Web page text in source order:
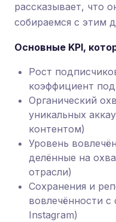
рассказывает, что
собираемся с этим
Основные KPI,
Рост
коэффициент
Органический
уникальных
контентом)
Уровень
делённые на
отрасли)
Сохранения и
вовлечённости
Instagram)